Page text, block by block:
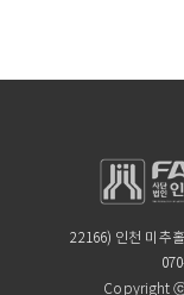
22166) 인천 미추
Copyright ⓒ